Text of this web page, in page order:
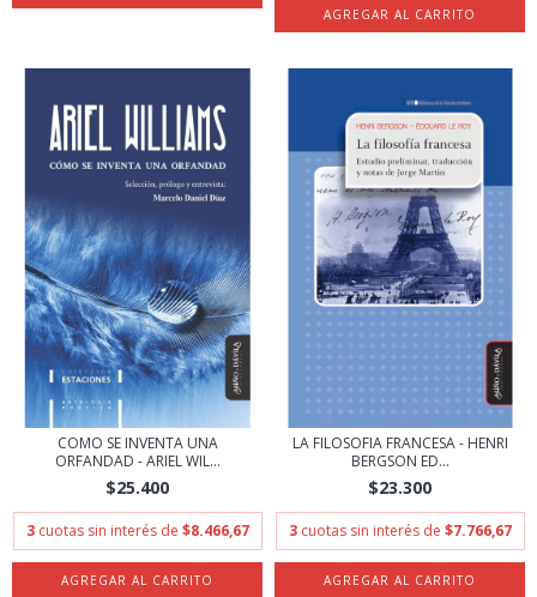
COMO SE INVENTA UNA
ORFANDAD - ARIEL WIL...
$25.400
3 cuotas sin interés de $8.466,67
LA FILOSOFIA FRANCESA - HENRI
BERGSON ED...
$23.300
3 cuotas sin interés de $7.766,67